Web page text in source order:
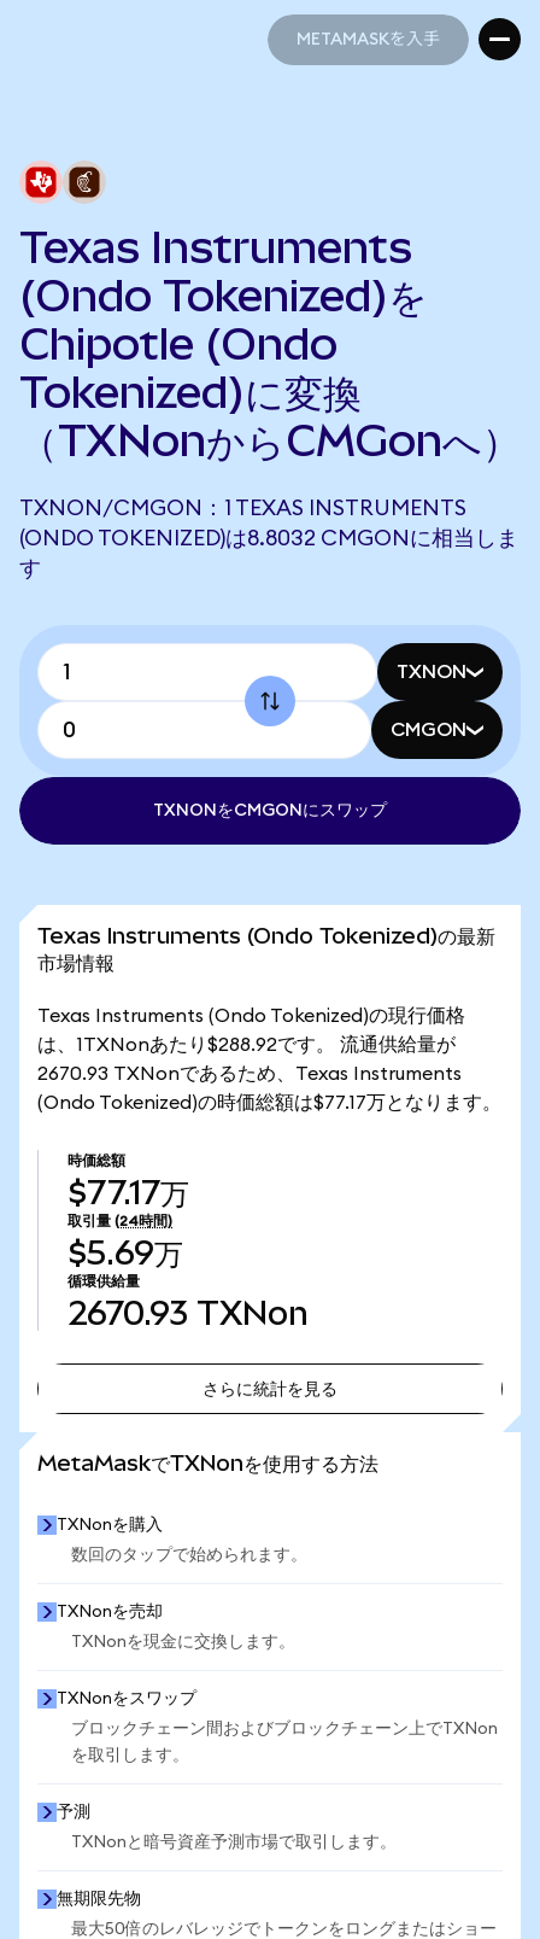
METAMASKを入手
Texas Instruments
(Ondo Tokenized)を
Chipotle (Ondo
Tokenized)に変換
（TXNonからCMGonへ）
TXNON/CMGON：1 TEXAS INSTRUMENTS
(ONDO TOKENIZED)は8.8032 CMGONに相当しま
す
TXNON
CMGON
TXNONをCMGONにスワップ
Texas Instruments (Ondo Tokenized)の最新
市場情報
Texas Instruments (Ondo Tokenized)の現行価格
は、1TXNonあたり$288.92です。 流通供給量が
2670.93 TXNonであるため、Texas Instruments
(Ondo Tokenized)の時価総額は$77.17万となります。
時価総額
$77.17万
取引量 (24時間)
$5.69万
循環供給量
2670.93 TXNon
さらに統計を見る
MetaMaskでTXNonを使用する方法
TXNonを購入
数回のタップで始められます。
TXNonを売却
TXNonを現金に交換します。
TXNonをスワップ
ブロックチェーン間およびブロックチェーン上でTXNon
を取引します。
予測
TXNonと暗号資産予測市場で取引します。
無期限先物
最大50倍のレバレッジでトークンをロングまたはショー